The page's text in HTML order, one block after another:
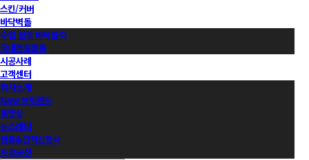
스킨/커버
바닥벽돌
수입 점토 바닥블럭
국내점토블록
시공사례
고객센터
회사소개
Now 브릭랜드
동영상
뉴스레터
샘플&견적신청서
프로모션